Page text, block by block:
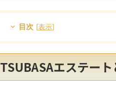
目次 [表示]
TSUBASAエステート